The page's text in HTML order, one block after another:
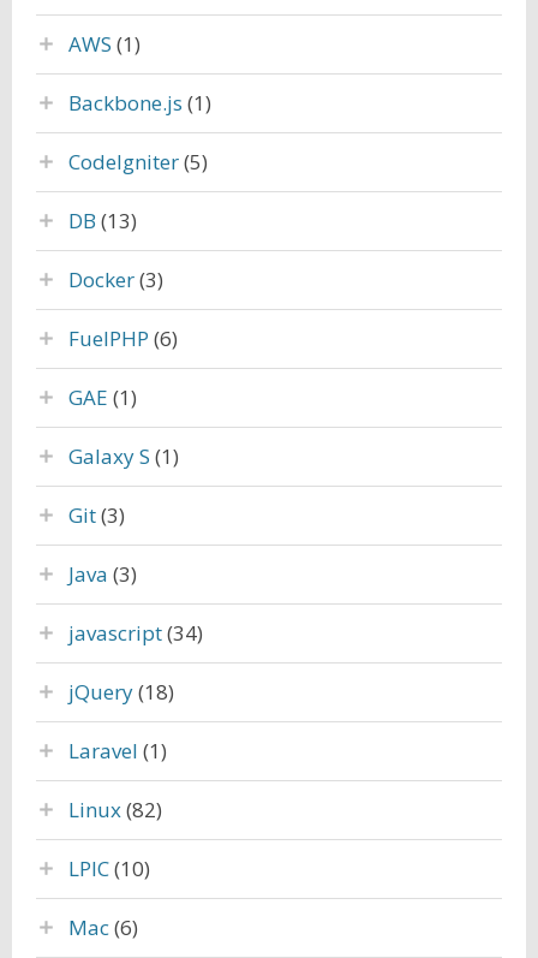
AWS (1)
Backbone.js (1)
CodeIgniter(5)
DB (13)
Docker(3)
FuelPHP (6)
GAE (1)
Galaxy S (1)
Git(3)
Java (3)
javascript(34)
jQuery(18)
Laravel (1)
Linux(82)
LPIC(10)
Mac(6)